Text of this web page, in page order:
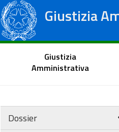
Giustizia
Tribunali
Portale del
Giustizia
Amministrativa
Dossier